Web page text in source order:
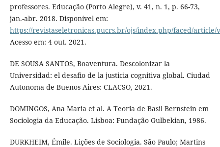
professores. Educação (Porto Alegre), v. 41, n. 1, p. 66-73,
jan.-abr. 2018. Disponível em:
https://revistaseletronicas.pucrs.br/ojs/index.php/faced/article/
Acesso em: 4 out. 2021.
DE SOUSA SANTOS, Boaventura. Descolonizar la
Universidad: el desafio de la justicia cognitiva global. Ciudad
Autonoma de Buenos Aires: CLACSO, 2021.
DOMINGOS, Ana Maria et al. A Teoria de Basil Bernstein em
Sociologia da Educação. Lisboa: Fundação Gulbekian, 1986.
DURKHEIM, Émile. Lições de Sociologia. São Paulo; Martins